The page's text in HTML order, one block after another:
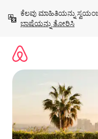
ಹೋಗಿ
ಕೆಲವು ಮಾಹಿತಿಯನ್ನು
ಭಾಷೆಯನ್ನು ತೋರಿಸಿ